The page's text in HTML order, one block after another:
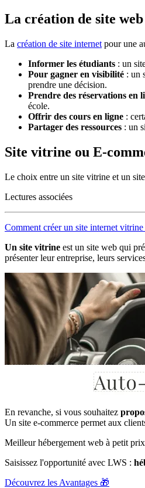
La création de site
La création de site internet pour une
Informer les étudiants : un
Pour gagner en visibilité : un
prendre une décision.
Prendre des réservations en
école.
Offrir des cours en ligne :
Partager des ressources : un
Site vitrine ou E-
Le choix entre un site vitrine et un
Lectures associées
Comment créer un site internet
Un site vitrine est un site web qui
présenter leur entreprise, leurs
En revanche, si vous souhaitez
Un site e-commerce permet aux
Meilleur hébergement web à petit
Saisissez l'opportunité avec LWS :
Découvrez les Avantages 🎁